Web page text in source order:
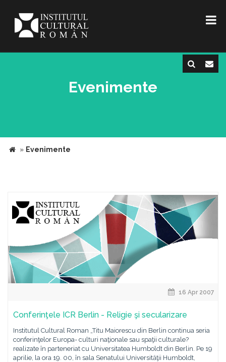
Evenimente
» Evenimente
16 Apr 2007
Conferinţele ICR Berlin - Religie şi secularizare
Institutul Cultural Roman „Titu Maiorescu din Berlin continua seria
conferinţelor Europa- culturi naţionale sau spaţii culturale?
realizate în parteneriat cu Universitatea Humboldt din Berlin. Pe 19
aprilie, la ora 19. 00, în sala Senatului Universităţii Humboldt,